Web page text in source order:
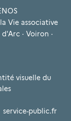
Vie associative
· Voiron ·
visuelle du
service-public.fr